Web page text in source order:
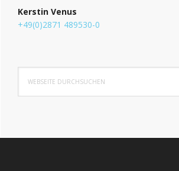
Kerstin Venus
+49(0)2871 489530-0
durchsuchen